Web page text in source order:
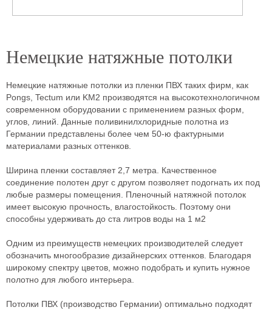
Немецкие натяжные потолки
Немецкие натяжные потолки из пленки ПВХ таких фирм, как
Pongs, Tectum или KM2 производятся на высокотехнологичном
современном оборудовании с применением разных форм,
углов, линий. Данные поливинилхлоридные полотна из
Германии представлены более чем 50-ю фактурными
материалами разных оттенков.
Ширина пленки составляет 2,7 метра. Качественное
соединение полотен друг с другом позволяет подогнать их под
любые размеры помещения. Пленочный натяжной потолок
имеет высокую прочность, влагостойкость. Поэтому они
способны удерживать до ста литров воды на 1 м2
Одним из преимуществ немецких производителей следует
обозначить многообразие дизайнерских оттенков. Благодаря
широкому спектру цветов, можно подобрать и купить нужное
полотно для любого интерьера.
Потолки ПВХ (производство Германии) оптимально подходят